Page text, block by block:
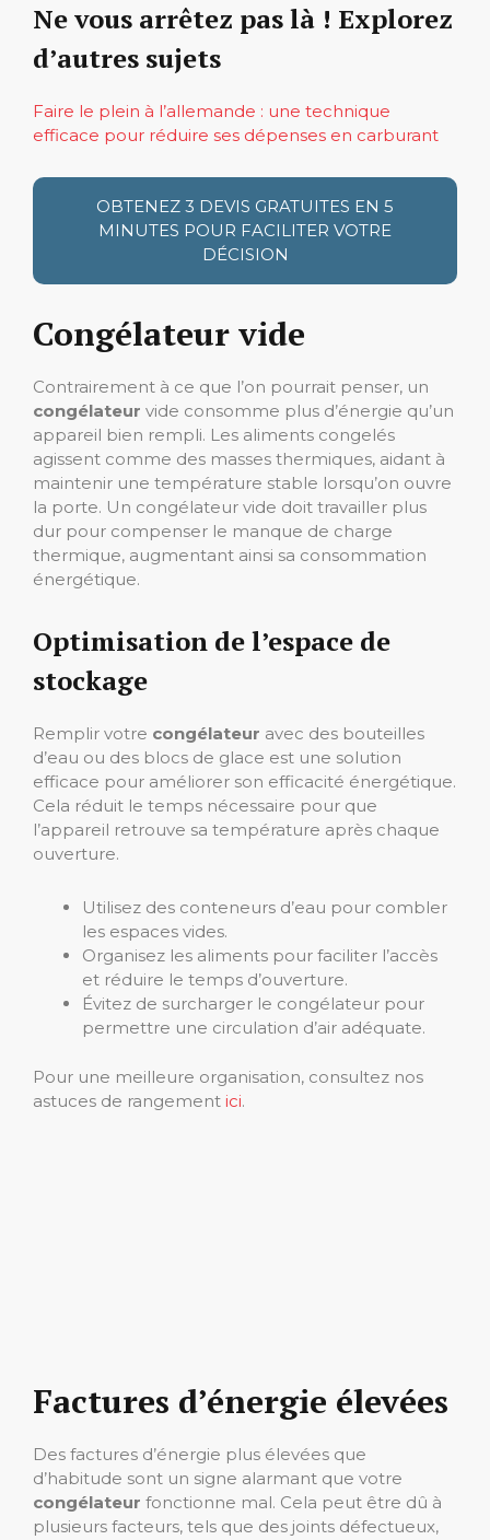
Ne vous arrêtez pas là ! Explorez
d’autres sujets
Faire le plein à l’allemande : une technique
efficace pour réduire ses dépenses en carburant
OBTENEZ 3 DEVIS GRATUITES EN 5
MINUTES POUR FACILITER VOTRE
DÉCISION
Congélateur vide
Contrairement à ce que l’on pourrait penser, un
congélateur vide consomme plus d’énergie qu’un
appareil bien rempli. Les aliments congelés
agissent comme des masses thermiques, aidant à
maintenir une température stable lorsqu’on ouvre
la porte. Un congélateur vide doit travailler plus
dur pour compenser le manque de charge
thermique, augmentant ainsi sa consommation
énergétique.
Optimisation de l’espace de
stockage
Remplir votre congélateur avec des bouteilles
d’eau ou des blocs de glace est une solution
efficace pour améliorer son efficacité énergétique.
Cela réduit le temps nécessaire pour que
l’appareil retrouve sa température après chaque
ouverture.
Utilisez des conteneurs d’eau pour combler
les espaces vides.
Organisez les aliments pour faciliter l’accès
et réduire le temps d’ouverture.
Évitez de surcharger le congélateur pour
permettre une circulation d’air adéquate.
Pour une meilleure organisation, consultez nos
astuces de rangement ici.
Factures d’énergie élevées
Des factures d’énergie plus élevées que
d’habitude sont un signe alarmant que votre
congélateur fonctionne mal. Cela peut être dû à
plusieurs facteurs, tels que des joints défectueux,